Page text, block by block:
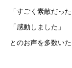
「すごく素敵だった
「感動しました」
とのお声を多数い